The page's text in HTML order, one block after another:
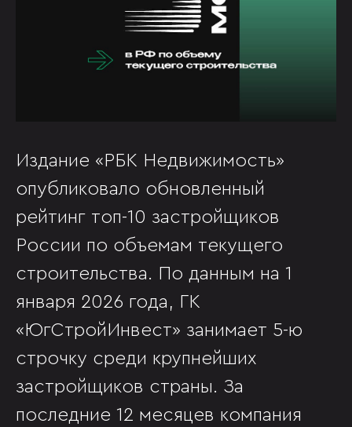
Издание «РБК Недвижимость»
опубликовало обновленный
рейтинг топ-10 застройщиков
России по объемам текущего
строительства. По данным на 1
января 2026 года, ГК
«ЮгСтройИнвест» занимает 5-ю
строчку среди крупнейших
застройщиков страны. За
последние 12 месяцев компания